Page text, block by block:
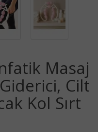
Masaj
Cilt
Kol Sırt